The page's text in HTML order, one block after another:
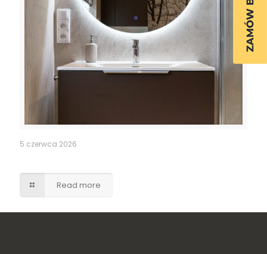
5 czerwca 2026
Read more